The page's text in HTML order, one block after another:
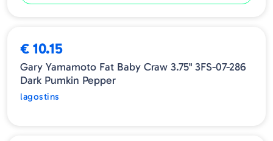
€ 10.15
Gary Yamamoto Fat Baby Craw 3.75" 3FS-07-286
Dark Pumkin Pepper
lagostins